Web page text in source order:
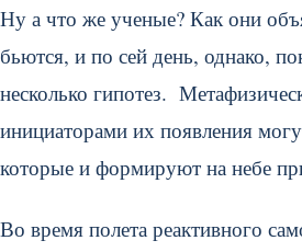
Ну а что же ученые? Как они
бьются, и по сей день, однако,
несколько гипотез.
инициаторами их появления
которые и формируют на небе
Во время полета реактивного